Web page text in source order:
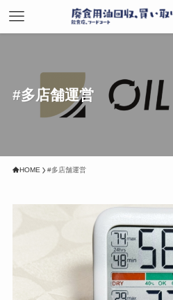
#多店舗運営
HOME #多店舗運営